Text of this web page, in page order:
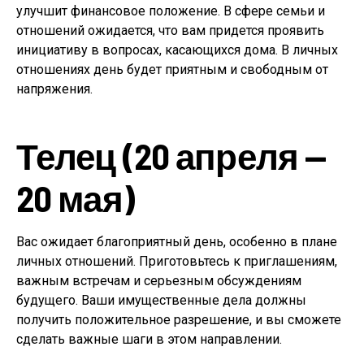
улучшит финансовое положение. В сфере семьи и
отношений ожидается, что вам придется проявить
инициативу в вопросах, касающихся дома. В личных
отношениях день будет приятным и свободным от
напряжения.
Телец (20 апреля —
20 мая)
Вас ожидает благоприятный день, особенно в плане
личных отношений. Приготовьтесь к приглашениям,
важным встречам и серьезным обсуждениям
будущего. Ваши имущественные дела должны
получить положительное разрешение, и вы сможете
сделать важные шаги в этом направлении.